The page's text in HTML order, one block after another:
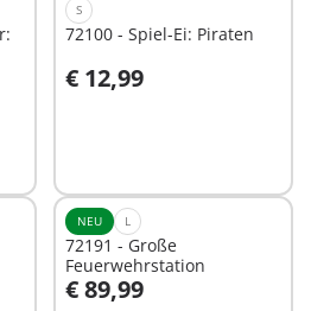
S
72100 - Spiel-Ei: Piraten
€ 12,99
In den Warenkorb
NEU L
72191 - Große
Feuerwehrstation
€ 89,99
In den Warenkorb